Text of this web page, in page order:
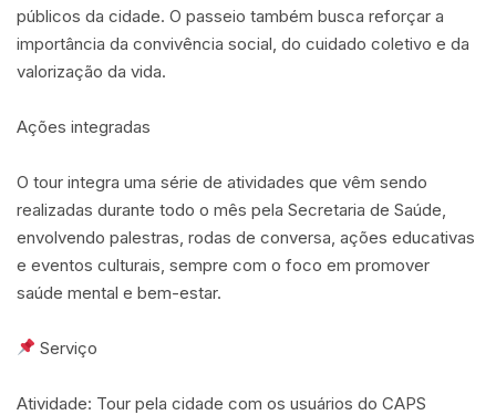
públicos da cidade. O passeio também busca reforçar a
importância da convivência social, do cuidado coletivo e da
valorização da vida.
Ações integradas
O tour integra uma série de atividades que vêm sendo
realizadas durante todo o mês pela Secretaria de Saúde,
envolvendo palestras, rodas de conversa, ações educativas
e eventos culturais, sempre com o foco em promover
saúde mental e bem-estar.
Serviço
Atividade: Tour pela cidade com os usuários do CAPS